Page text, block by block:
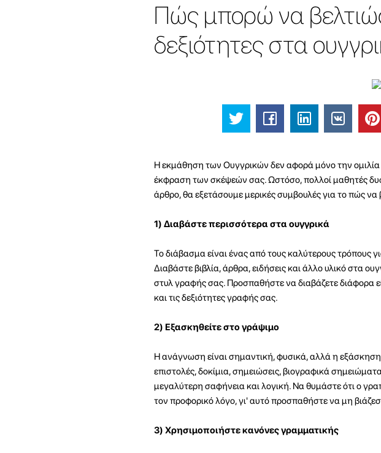
Πώς μπορώ να
δεξιότητες στα
Η εκμάθηση των Ουγγρικών δεν αφορά μόνο την
έκφραση των σκέψεών σας. Ωστόσο, πολλοί μαθητές
άρθρο, θα εξετάσουμε μερικές συμβουλές για το πώς
1) Διαβάστε περισσότερα στα ουγγρικά
Το διάβασμα είναι ένας από τους καλύτερους τρόπους
Διαβάστε βιβλία, άρθρα, ειδήσεις και άλλο υλικό στα
στυλ γραφής σας. Προσπαθήστε να διαβάζετε διάφορα
και τις δεξιότητες γραφής σας.
2) Εξασκηθείτε στο γράψιμο
Η ανάγνωση είναι σημαντική, φυσικά, αλλά η
επιστολές, δοκίμια, σημειώσεις, βιογραφικά
μεγαλύτερη σαφήνεια και λογική. Να θυμάστε ότι ο
τον προφορικό λόγο, γι' αυτό προσπαθήστε να μη
3) Χρησιμοποιήστε κανόνες γραμματικής